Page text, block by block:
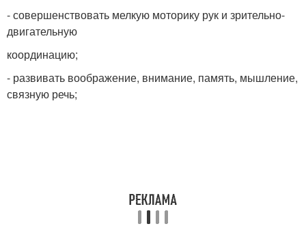
- совершенствовать мелкую моторику рук и зрительно-
двигательную
координацию;
- развивать воображение, внимание, память, мышление,
связную речь;